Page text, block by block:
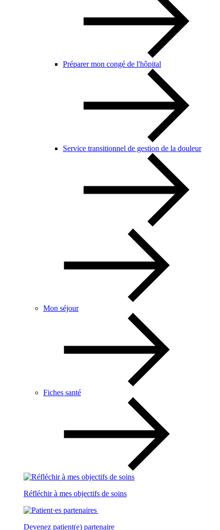
Préparer mon congé de l'hôpital
Service transitionnel de gestion de la douleur
Mon séjour
Fiches santé
Réfléchir à mes objectifs de soins
Devenez patient(e) partenaire